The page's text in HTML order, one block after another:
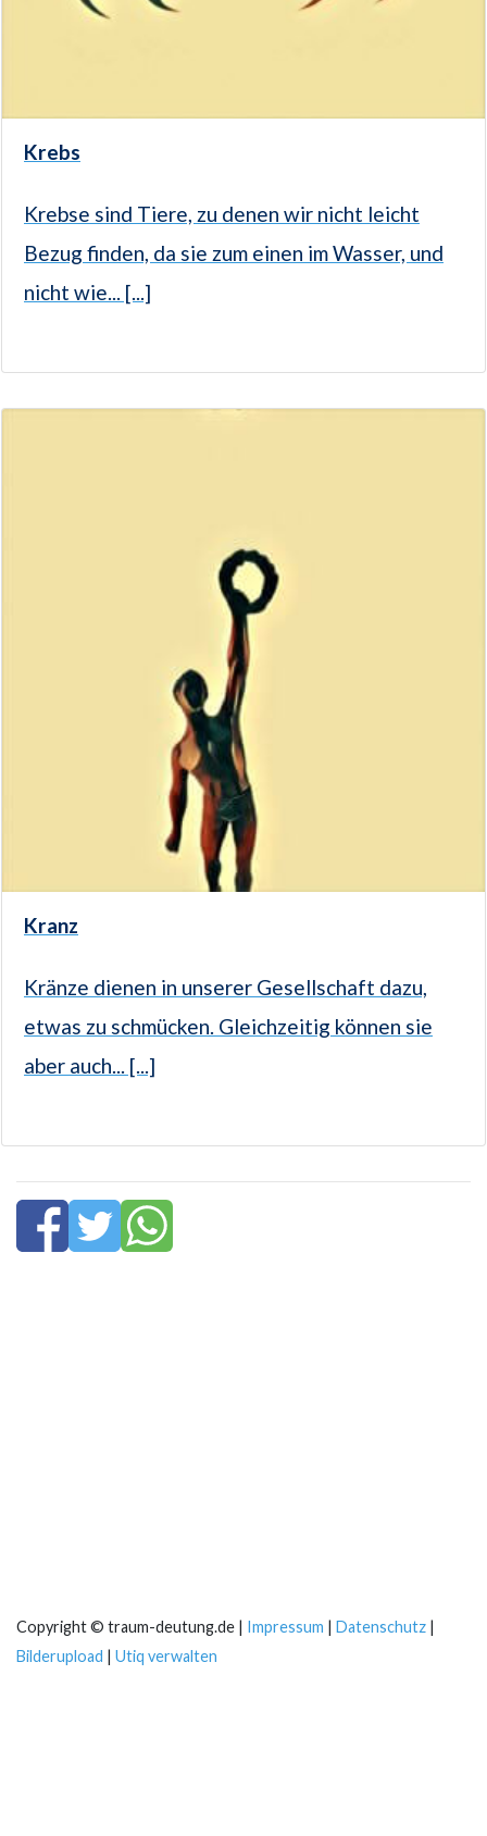
Krebs
Krebse sind Tiere, zu denen wir nicht leicht
Bezug finden, da sie zum einen im Wasser, und
nicht wie... [...]
Kranz
Kränze dienen in unserer Gesellschaft dazu,
etwas zu schmücken. Gleichzeitig können sie
aber auch... [...]
Copyright © traum-deutung.de | Impressum | Datenschutz |
Bilderupload | Utiq verwalten